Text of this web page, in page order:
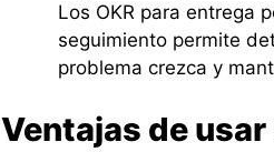
Los OKR para entrega
seguimiento permite
problema crezca y
Ventajas de